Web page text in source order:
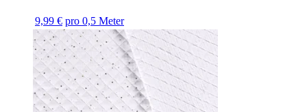
9,99 € pro 0,5 Meter